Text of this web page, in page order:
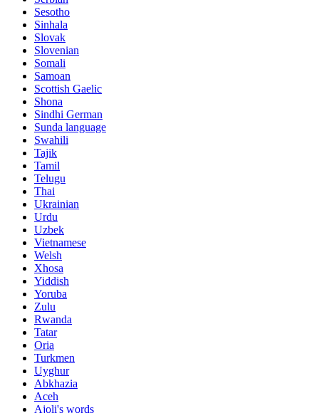
Sesotho
Sinhala
Slovak
Slovenian
Somali
Samoan
Scottish Gaelic
Shona
Sindhi German
Sunda language
Swahili
Tajik
Tamil
Telugu
Thai
Ukrainian
Urdu
Uzbek
Vietnamese
Welsh
Xhosa
Yiddish
Yoruba
Zulu
Rwanda
Tatar
Oria
Turkmen
Uyghur
Abkhazia
Aceh
Ajoli's words